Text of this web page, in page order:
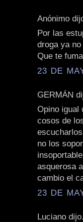
Anónimo
Por las
droga ya
Que te
23 DE
GERMÁN
Opino igual
cosos de
no los
asquerosa
cambio el
23 DE
Luciano